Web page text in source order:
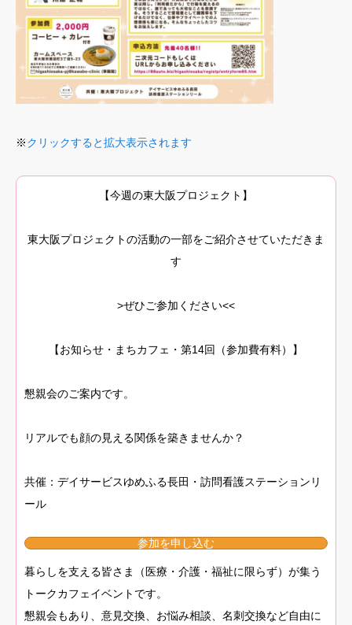
※クリックすると拡大表示されます
【今週の東大阪プロジェクト】
東大阪プロジェクトの活動の一部をご紹介させていただきま
す
>ぜひご参加ください<<
【お知らせ・まちカフェ・第14回（参加費有料）】
懇親会のご案内です。
リアルでも顔の見える関係を築きませんか？
共催：デイサービスゆめふる長田・訪問看護ステーションリ
ール
参加を申し込む
暮らしを支える皆さま（医療・介護・福祉に限らず）が集う
トークカフェイベントです。
懇親会もあり、意見交換、お悩み相談、名刺交換など自由に